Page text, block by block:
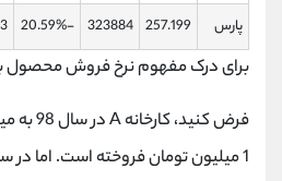
پارس 257.199
323884
-20.59%
برای درک مفهوم نرخ فروش محصول به